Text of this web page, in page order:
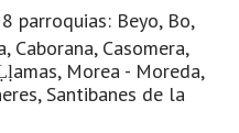
parroquias: Beyo, Bo,
Caborana, Casomera,
Morea - Moreda,
Santibanes de la